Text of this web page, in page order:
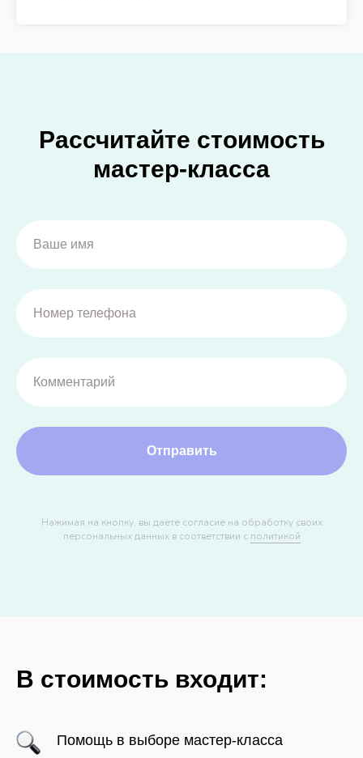
Рассчитайте стоимость
мастер-класса
Отправить
Нажимая на кнопку, вы даете согласие на обработку своих
персональных данных в соответствии с политикой
В стоимость входит:
Помощь в выборе мастер-класса